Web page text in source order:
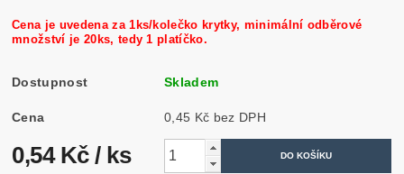
Cena je uvedena za 1ks/kolečko krytky, minimální odběrové
množství je 20ks, tedy 1 platíčko.
Dostupnost Skladem
Cena 0,45 Kč bez DPH
0,54 Kč/ ks